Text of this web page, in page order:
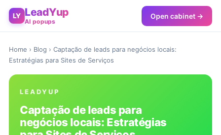
LY LeadYup
AI popups
Open cabinet →
Home › Blog › Captação de leads para negócios locais:
Estratégias para Sites de Serviços
LEADYUP
Captação de leads para
negócios locais: Estratégias